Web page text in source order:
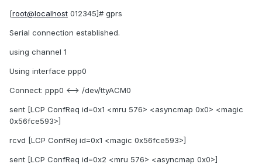
[root@localhost 012345]# gprs
Serial connection established.
using channel 1
Using interface ppp0
Connect: ppp0 <--> /dev/ttyACM0
sent [LCP ConfReq id=0x1 <mru 576> <asyncmap 0x0> <magic
0x56fce593>]
rcvd [LCP ConfRej id=0x1 <magic 0x56fce593>]
sent [LCP ConfReq id=0x2 <mru 576> <asyncmap 0x0>]